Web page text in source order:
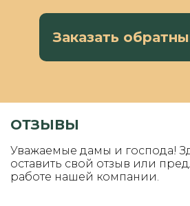
Заказать
ОТЗЫВЫ
Уважаемые дамы и господа!
оставить свой отзыв или
работе нашей компании.